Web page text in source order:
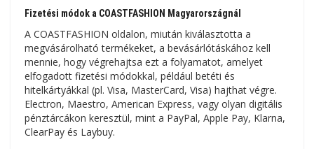
Fizetési módok a COASTFASHION Magyarországnál
A COASTFASHION oldalon, miután kiválasztotta a
megvásárolható termékeket, a bevásárlótáskához kell
mennie, hogy végrehajtsa ezt a folyamatot, amelyet
elfogadott fizetési módokkal, például betéti és
hitelkártyákkal (pl. Visa, MasterCard, Visa) hajthat végre.
Electron, Maestro, American Express, vagy olyan digitális
pénztárcákon keresztül, mint a PayPal, Apple Pay, Klarna,
ClearPay és Laybuy.